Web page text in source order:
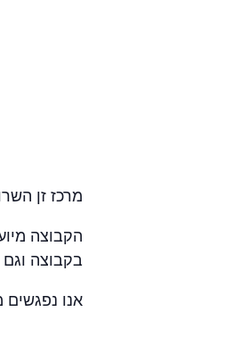
מרכז זן השרון, הממוקם
הקבוצה
בקבוצה
אנו